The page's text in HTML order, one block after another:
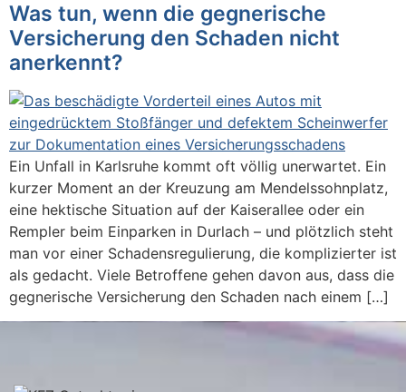
Was tun, wenn die gegnerische
Versicherung den Schaden nicht
anerkennt?
Ein Unfall in Karlsruhe kommt oft völlig unerwartet. Ein
kurzer Moment an der Kreuzung am Mendelssohnplatz,
eine hektische Situation auf der Kaiserallee oder ein
Rempler beim Einparken in Durlach – und plötzlich steht
man vor einer Schadensregulierung, die komplizierter ist
als gedacht. Viele Betroffene gehen davon aus, dass die
gegnerische Versicherung den Schaden nach einem […]